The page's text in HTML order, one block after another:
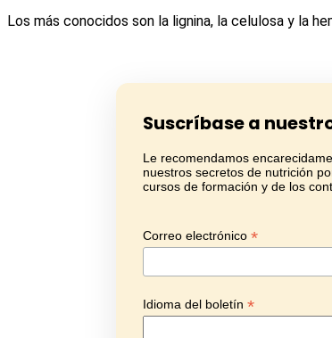
Los más conocidos son la lignina, la celulosa y la
Suscríbase a
Le recomendamos
nuestros secretos de nutrición
cursos de formación y de los
Correo electrónico *
Idioma del boletín *